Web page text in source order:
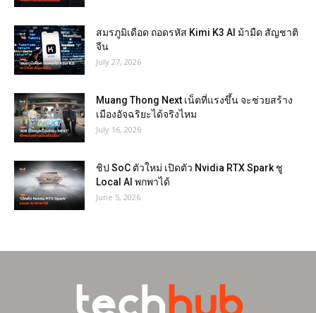
สมรภูมิเดือด ถอดรหัส Kimi K3 AI ม้ามืด สัญชาติ
จีน
July 27, 2026
Muang Thong Next เน็ตที่แรงขึ้น จะช่วยสร้าง
เมืองอัจฉริยะได้จริงไหม
July 16, 2026
ชิป SoC ตัวใหม่ เปิดตัว Nvidia RTX Spark ชู
Local AI พกพาได้
June 5, 2026